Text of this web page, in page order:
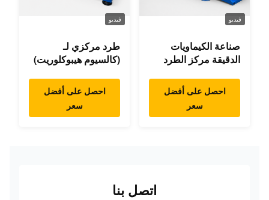
فيديو
صناعة الكيماويات
الدقيقة مركز الطرد
احصل على أفضل
سعر
فيديو
طرد مركزي لـ
(كالسيوم هيبوكلوريت)
احصل على أفضل
سعر
اتصل بنا